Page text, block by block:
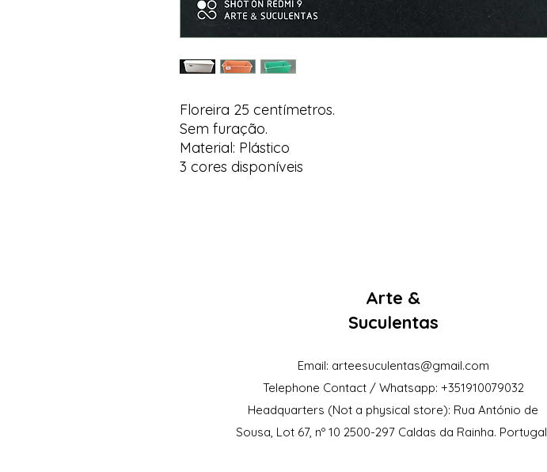
Floreira 25 centímetros.
Sem furação.
Material: Plástico
3 cores disponíveis
Arte &
Suculentas
Email: arteesuculentas@gmail.com
Telephone Contact / Whatsapp: +351910079032
Headquarters (Not a physical store): Rua António de
Sousa, Lot 67, nº 10 2500-297 Caldas da Rainha. Portugal